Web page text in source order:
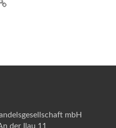
mbH
der Ilau 11